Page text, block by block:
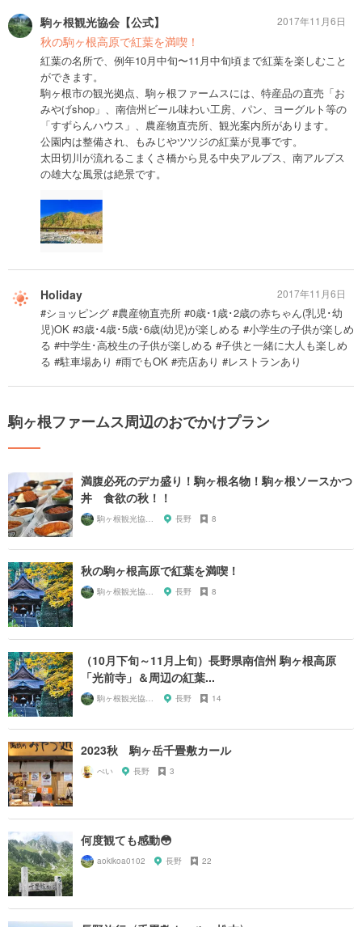
駒ヶ根観光協会【公式】
秋の駒ヶ根高原で紅葉を満喫！
紅葉の名所で、例年10月中旬〜11月中旬頃まで紅葉を楽しむこと
ができます。
駒ヶ根市の観光拠点、駒ヶ根ファームスには、特産品の直売「お
みやげshop」、南信州ビール味わい工房、パン、ヨーグルト等の
「すずらんハウス」、農産物直売所、観光案内所があります。
公園内は整備され、もみじやツツジの紅葉が見事です。
太田切川が流れるこまくさ橋から見る中央アルプス、南アルプス
の雄大な風景は絶景です。
2017年11月6日
Holiday
#ショッピング #農産物直売所 #0歳･1歳･2歳の赤ちゃん(乳児･幼
児)OK #3歳･4歳･5歳･6歳(幼児)が楽しめる #小学生の子供が楽しめ
る #中学生･高校生の子供が楽しめる #子供と一緒に大人も楽しめ
る #駐車場あり #雨でもOK #売店あり #レストランあり
2017年11月6日
駒ヶ根ファームス周辺のおでかけプラン
満腹必死のデカ盛り！駒ヶ根名物！駒ヶ根ソースかつ
丼 食欲の秋！！
駒ヶ根観光協会【公式】 長野 8
秋の駒ヶ根高原で紅葉を満喫！
駒ヶ根観光協会【公式】 長野 8
（10月下旬～11月上旬）長野県南信州 駒ヶ根高原
「光前寺」＆周辺の紅葉...
駒ヶ根観光協会【公式】 長野 14
2023秋 駒ヶ岳千畳敷カール
ぺい 長野 3
何度観ても感動😳
aokikoa0102 長野 22